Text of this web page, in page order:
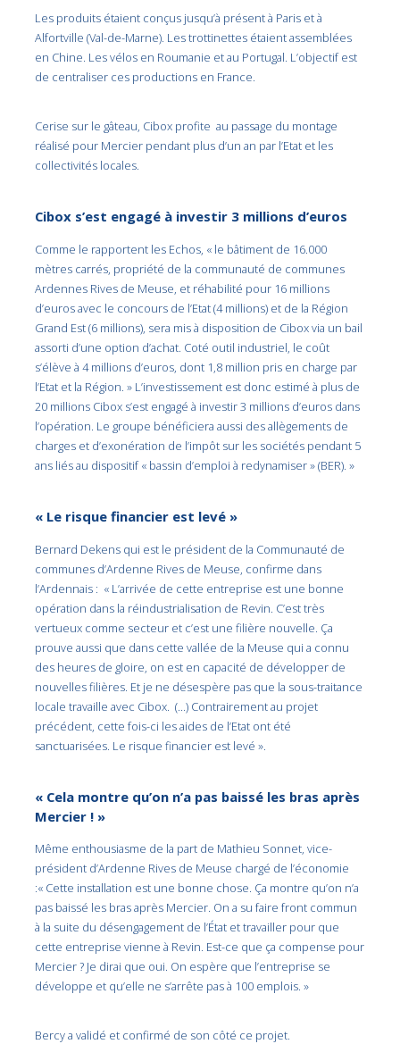
Les produits étaient conçus jusqu’à présent à Paris et à
Alfortville (Val-de-Marne). Les trottinettes étaient assemblées
en Chine. Les vélos en Roumanie et au Portugal. L’objectif est
de centraliser ces productions en France.
Cerise sur le gâteau, Cibox profite au passage du montage
réalisé pour Mercier pendant plus d’un an par l’Etat et les
collectivités locales.
Cibox s’est engagé à investir 3 millions d’euros
Comme le rapportent les Echos, « le bâtiment de 16.000
mètres carrés, propriété de la communauté de communes
Ardennes Rives de Meuse, et réhabilité pour 16 millions
d’euros avec le concours de l’Etat (4 millions) et de la Région
Grand Est (6 millions), sera mis à disposition de Cibox via un bail
assorti d’une option d’achat. Coté outil industriel, le coût
s’élève à 4 millions d’euros, dont 1,8 million pris en charge par
l’Etat et la Région. » L’investissement est donc estimé à plus de
20 millions Cibox s’est engagé à investir 3 millions d’euros dans
l’opération. Le groupe bénéficiera aussi des allègements de
charges et d’exonération de l’impôt sur les sociétés pendant 5
ans liés au dispositif « bassin d’emploi à redynamiser » (BER). »
« Le risque financier est levé »
Bernard Dekens qui est le président de la Communauté de
communes d’Ardenne Rives de Meuse, confirme dans
l’Ardennais : « L’arrivée de cette entreprise est une bonne
opération dans la réindustrialisation de Revin. C’est très
vertueux comme secteur et c’est une filière nouvelle. Ça
prouve aussi que dans cette vallée de la Meuse qui a connu
des heures de gloire, on est en capacité de développer de
nouvelles filières. Et je ne désespère pas que la sous-traitance
locale travaille avec Cibox. (…) Contrairement au projet
précédent, cette fois-ci les aides de l’Etat ont été
sanctuarisées. Le risque financier est levé ».
« Cela montre qu’on n’a pas baissé les bras après
Mercier ! »
Même enthousiasme de la part de Mathieu Sonnet, vice-
président d’Ardenne Rives de Meuse chargé de l’économie
:« Cette installation est une bonne chose. Ça montre qu’on n’a
pas baissé les bras après Mercier. On a su faire front commun
à la suite du désengagement de l’État et travailler pour que
cette entreprise vienne à Revin. Est-ce que ça compense pour
Mercier ? Je dirai que oui. On espère que l’entreprise se
développe et qu’elle ne s’arrête pas à 100 emplois. »
Bercy a validé et confirmé de son côté ce projet.